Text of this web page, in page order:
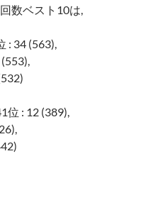
数ベスト10は,
: 34 (563),
位 : 12 (389),